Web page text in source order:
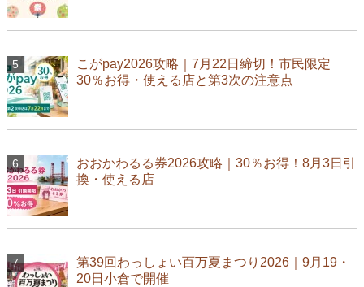
こがpay2026攻略｜7月22日締切！市民限定
30％お得・使える店と第3次の注意点
おおかわるる券2026攻略｜30％お得！8月3日引
換・使える店
第39回わっしょい百万夏まつり2026｜9月19・
20日小倉で開催